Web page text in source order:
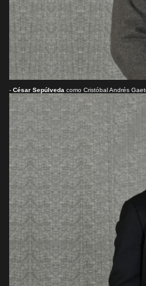
- César Sepúlveda como Cristóbal Andrés